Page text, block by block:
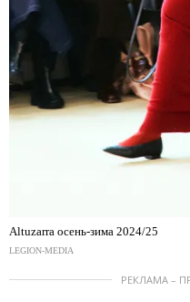
Altuzarra осень-зима 2024/25
LEGION-MEDIA
РЕКЛАМА –